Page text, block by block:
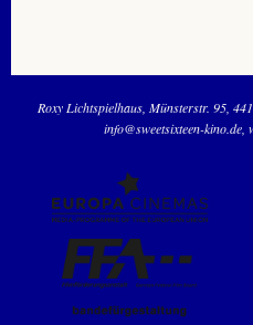
Roxy Lichtspielhaus Münsterstr. 95
info@sweetsixteen-kino.de